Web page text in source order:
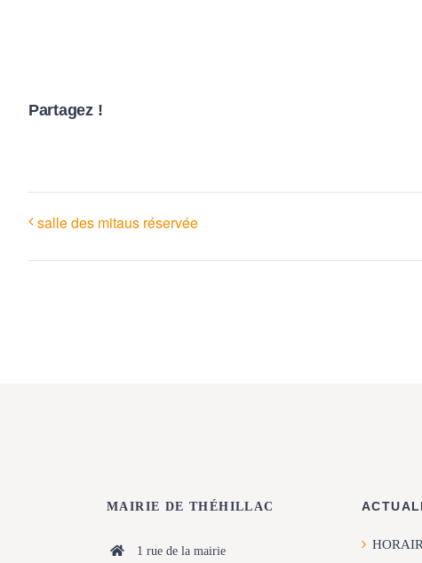
Partagez !
salle des mitaus réservée
MAIRIE DE THÉHILLAC
1 rue de la mairie